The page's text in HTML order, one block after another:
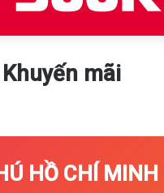
mãi
HỒ CHÍ